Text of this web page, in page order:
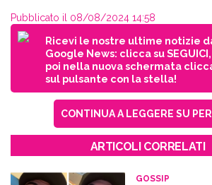
Pubblicato il 08/08/2024 14:58
Ricevi le nostre ultime notizie
Google News: clicca su SEGUICI,
poi nella nuova schermata
sul pulsante con la stella!
CONTINUA A LEGGERE SU
ARTICOLI CORRELATI
GOSSIP